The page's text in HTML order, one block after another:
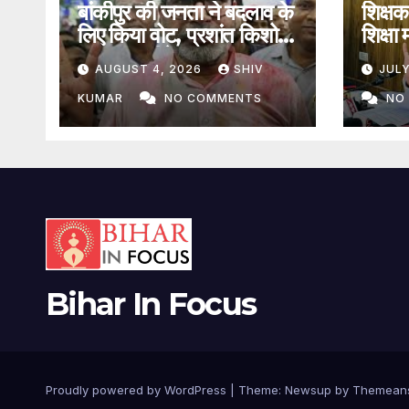
बांकीपुर की जनता ने बदलाव के
लिए किया वोट, प्रशांत किशोर
उपचुनाव जीते
AUGUST 4, 2026 SHIV
KUMAR NO COMMENTS
कहा-
NO
Bihar In Focus
Proudly powered by WordPress Theme: Newsup by